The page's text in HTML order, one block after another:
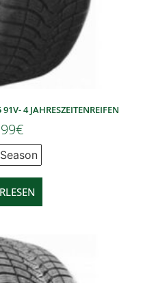
4 JAHRESZEITENREIFEN
€